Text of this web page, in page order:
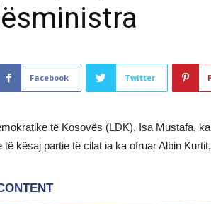
Facebook Twitter
të Kosovës (LDK), Isa Mustafa,
kësaj partie të cilat ia ka ofruar Albin